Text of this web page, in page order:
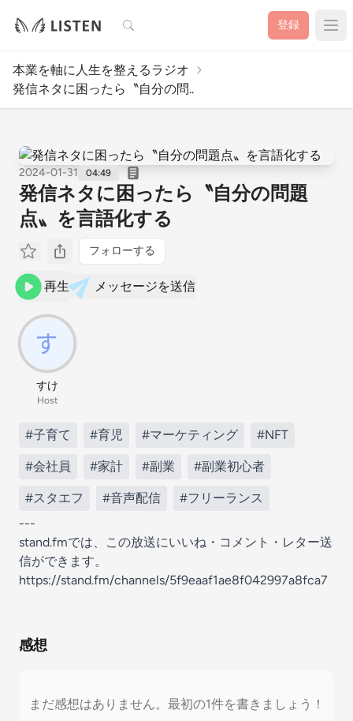
検索 登録
本業を軸に人生を整えるラジオ
発信ネタに困ったら〝自分の問..
2024-01-31 04:49
発信ネタに困ったら〝自分の問題
点〟を言語化する
フォローする
再生 メッセージを送信
すけ
Host
#子育て #育児 #マーケティング #NFT
#会社員 #家計 #副業 #副業初心者
#スタエフ #音声配信
#フリーランス
---
stand.fmでは、この放送にいいね・コメント・レター送
信ができます。
https://stand.fm/channels/5f9eaaf1ae8f042997a8fca7
感想
まだ感想はありません。最初の1件を書きましょう！